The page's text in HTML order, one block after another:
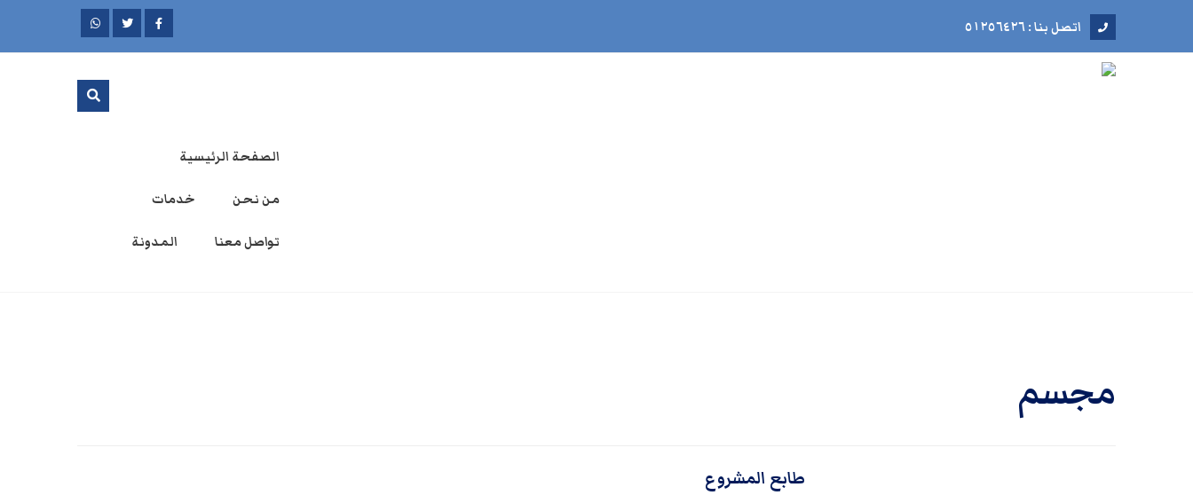
اتصل بنا : ٥١٢٥٦٤٢٦
الصفحة الرئيسية
من نحن خدمات
تواصل معنا المدونة
مجسم
طابع المشروع